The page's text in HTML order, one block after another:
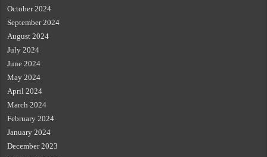
October 2024
September 2024
August 2024
July 2024
June 2024
May 2024
April 2024
March 2024
February 2024
January 2024
December 2023